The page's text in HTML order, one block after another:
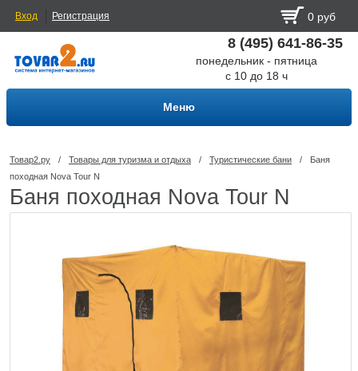
Вход Регистрация 0 руб
8 (495) 641-86-35
понедельник - пятница
с 10 до 18 ч
Меню
Товар2.ру / Товары для туризма и отдыха / Туристические бани /
Баня
походная Nova Tour N
Баня походная Nova Tour N